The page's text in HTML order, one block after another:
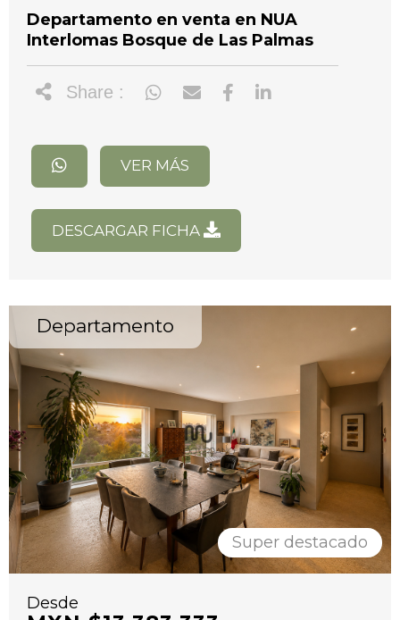
Departamento en venta en NUA
Interlomas Bosque de Las Palmas
Share :
VER MÁS
DESCARGAR FICHA
Departamento
Super destacado
Desde